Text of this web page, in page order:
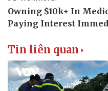
Tin liên quan